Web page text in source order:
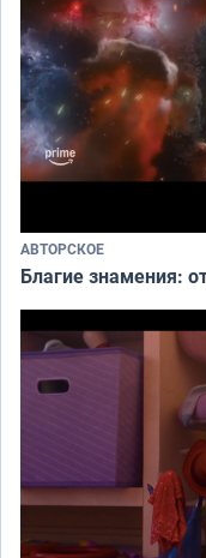
АВТОРСКОЕ
Благие знамения: